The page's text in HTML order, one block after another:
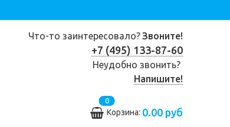
Что-то заинтересовало?Звоните!
+7 (495) 133-87-60
Неудобно звонить?
Напишите!
0
Корзина: 0.00 руб